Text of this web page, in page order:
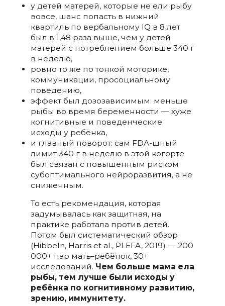
у детей матерей, которые не ели рыбу
вовсе, шанс попасть в нижний
квартиль по вербальному IQ в 8 лет
был в 1,48 раза выше, чем у детей
матерей с потреблением больше 340 г
в неделю,
ровно то же по тонкой моторике,
коммуникации, просоциальному
поведению,
эффект был дозозависимым: меньше
рыбы во время беременности — хуже
когнитивные и поведенческие
исходы у ребёнка,
и главный поворот: сам FDA-шный
лимит 340 г в неделю в этой когорте
был связан с повышенным риском
субоптимального нейроразвития, а не
сниженным.
То есть рекомендация, которая
задумывалась как защитная, на
практике работала против детей.
Потом был систематический обзор
(Hibbeln, Harris et al., PLEFA, 2019) — 200
000+ пар мать–ребёнок, 30+
исследований. Чем больше мама ела
рыбы, тем лучше были исходы у
ребёнка по когнитивному развитию,
зрению, иммунитету.